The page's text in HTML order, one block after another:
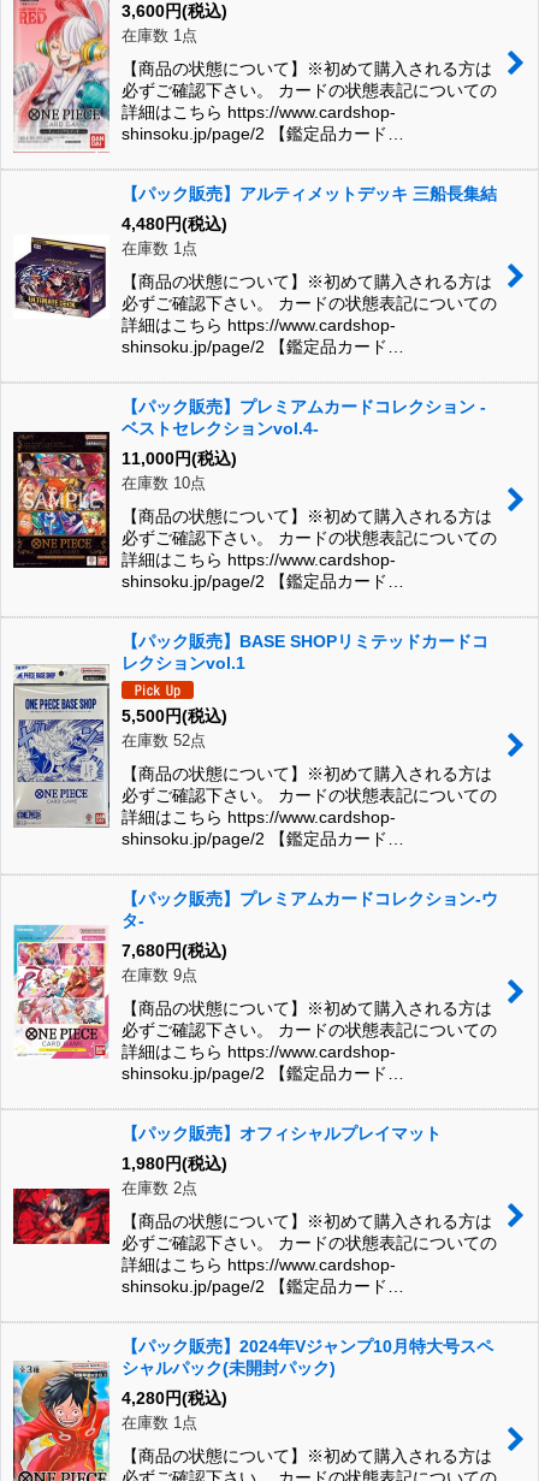
3,600円(税込)
在庫数 1点
【商品の状態について】※初めて購入される方は
必ずご確認下さい。 カードの状態表記についての
詳細はこちら https://www.cardshop-
shinsoku.jp/page/2 【鑑定品カード…
【パック販売】アルティメットデッキ 三船長集結
4,480円(税込)
在庫数 1点
【商品の状態について】※初めて購入される方は
必ずご確認下さい。 カードの状態表記についての
詳細はこちら https://www.cardshop-
shinsoku.jp/page/2 【鑑定品カード…
【パック販売】プレミアムカードコレクション -
ベストセレクションvol.4-
11,000円(税込)
在庫数 10点
【商品の状態について】※初めて購入される方は
必ずご確認下さい。 カードの状態表記についての
詳細はこちら https://www.cardshop-
shinsoku.jp/page/2 【鑑定品カード…
【パック販売】BASE SHOPリミテッドカードコ
レクションvol.1
5,500円(税込)
在庫数 52点
【商品の状態について】※初めて購入される方は
必ずご確認下さい。 カードの状態表記についての
詳細はこちら https://www.cardshop-
shinsoku.jp/page/2 【鑑定品カード…
【パック販売】プレミアムカードコレクション-ウ
タ-
7,680円(税込)
在庫数 9点
【商品の状態について】※初めて購入される方は
必ずご確認下さい。 カードの状態表記についての
詳細はこちら https://www.cardshop-
shinsoku.jp/page/2 【鑑定品カード…
【パック販売】オフィシャルプレイマット
1,980円(税込)
在庫数 2点
【商品の状態について】※初めて購入される方は
必ずご確認下さい。 カードの状態表記についての
詳細はこちら https://www.cardshop-
shinsoku.jp/page/2 【鑑定品カード…
【パック販売】2024年Vジャンプ10月特大号スペ
シャルパック(未開封パック)
4,280円(税込)
在庫数 1点
【商品の状態について】※初めて購入される方は